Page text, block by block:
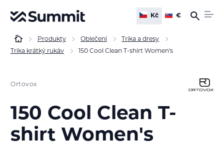
Kč €
Produkty Oblečení
Trika a dresy
Trika krátký rukáv
150 Cool Clean T-shirt Women's
Ortovox
150 Cool Clean T-
shirt Women's